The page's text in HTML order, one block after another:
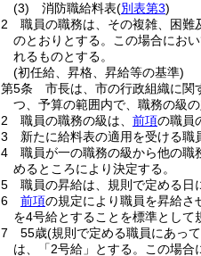
(3)
消防職給料表(別表第3)
2
職員の職務は、その複雑、困難
のとおりとする。
この場合におい
れるものとする。
(初任給、昇格、昇給等の基準)
第5条
市長は、市の行政組織に関
つ、予算の範囲内で、職務の級
2
職員の職務の級は、 前項の職員
3
新たに給料表の適用を受ける職
4
職員が一の職務の級から他の職
めるところにより決定する。
5
職員の昇給は、規則で定める日
6
前項の規定により職員を昇給さ
を4号給とすることを標準として
7
55歳(規則で定める職員にあっ
は、「2号給」とする。
この場合